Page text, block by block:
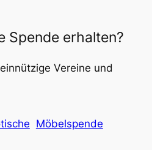
Spende erhalten?
Vereine und
Möbelspende